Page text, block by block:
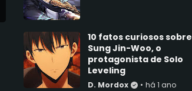
10 fatos curiosos sobre
Sung Jin-Woo, o
protagonista de Solo
Leveling
D. Mordox • há 1 ano